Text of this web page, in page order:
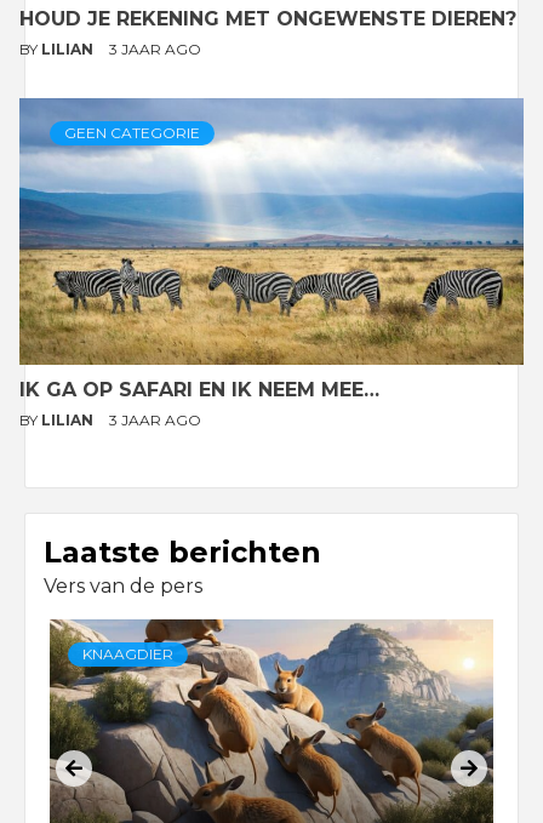
HOUD JE REKENING MET ONGEWENSTE DIEREN?
BY LILIAN 3 JAAR AGO
GEEN CATEGORIE
IK GA OP SAFARI EN IK NEEM MEE…
BY LILIAN 3 JAAR AGO
Laatste berichten
Vers van de pers
KNAAGDIER